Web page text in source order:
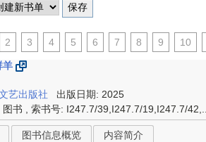
2 3 4 5 6 7 8 9 10
羊
艺出版社
出版日期: 2025
图书 , 索书号: I247.7/39,I247.7/19,I247.7/42,...
图书信息概览
内容简介